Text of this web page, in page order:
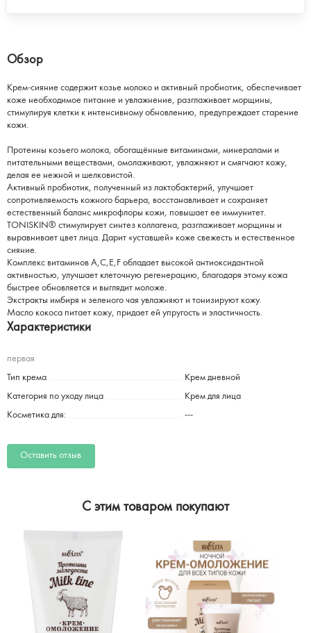
Обзор
Крем-сияние содержит козье молоко и активный пробиотик, обеспечивает
коже необходимое питание и увлажнение, разглаживает морщины,
стимулируя клетки к интенсивному обновлению, предупреждает старение
кожи.
Протеины козьего молока, обогащённые витаминами, минералами и
питательными веществами, омолаживают, увлажняют и смягчают кожу,
делая ее нежной и шелковистой.
Активный пробиотик, полученный из лактобактерий, улучшает
сопротивляемость кожного барьера, восстанавливает и сохраняет
естественный баланс микрофлоры кожи, повышает ее иммунитет.
TONISKIN® стимулирует синтез коллагена, разглаживает морщины и
выравнивает цвет лица. Дарит «уставшей» коже свежесть и естественное
сияние.
Комплекс витаминов A,C,E,F обладает высокой антиоксидантной
активностью, улучшает клеточную регенерацию, благодаря этому кожа
быстрее обновляется и выглядит моложе.
Экстракты имбиря и зеленого чая увлажняют и тонизируют кожу.
Масло кокоса питает кожу, придает ей упругость и эластичность.
Характеристики
первая
Тип крема Крем дневной
Категория по уходу лица Крем для лица
Косметика для: ---
Оставить отзыв
C этим товаром покупают